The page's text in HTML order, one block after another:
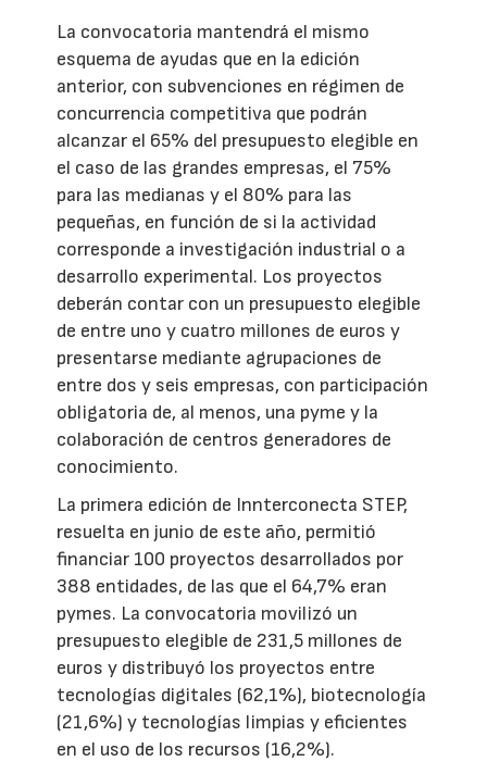
La convocatoria mantendrá el mismo
esquema de ayudas que en la edición
anterior, con subvenciones en régimen de
concurrencia competitiva que podrán
alcanzar el 65% del presupuesto elegible en
el caso de las grandes empresas, el 75%
para las medianas y el 80% para las
pequeñas, en función de si la actividad
corresponde a investigación industrial o a
desarrollo experimental. Los proyectos
deberán contar con un presupuesto elegible
de entre uno y cuatro millones de euros y
presentarse mediante agrupaciones de
entre dos y seis empresas, con participación
obligatoria de, al menos, una pyme y la
colaboración de centros generadores de
conocimiento.
La primera edición de Innterconecta STEP,
resuelta en junio de este año, permitió
financiar 100 proyectos desarrollados por
388 entidades, de las que el 64,7% eran
pymes. La convocatoria movilizó un
presupuesto elegible de 231,5 millones de
euros y distribuyó los proyectos entre
tecnologías digitales (62,1%), biotecnología
(21,6%) y tecnologías limpias y eficientes
en el uso de los recursos (16,2%).